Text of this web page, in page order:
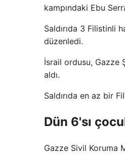
kampındaki Ebu
Saldırıda 3 Filistinli
düzenledi.
İsrail ordusu, Gazze
aldı.
Saldırıda en az bir
Dün 6'sı
Gazze Sivil Koruma